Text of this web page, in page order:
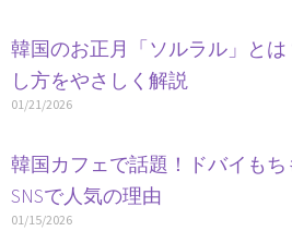
韓国のお正月「ソルラル」と
し方をやさしく解説
01/21/2026
韓国カフェで話題！ドバイもち
SNSで人気の理由
01/15/2026